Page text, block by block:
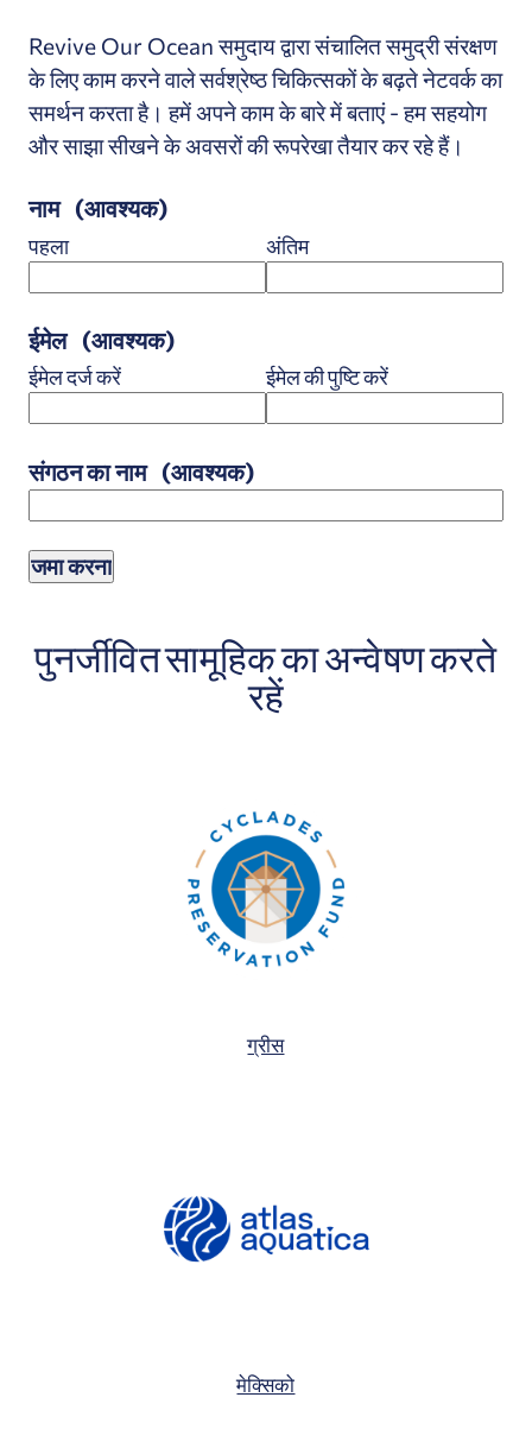
Revive Our Ocean समुदाय द्वारा संचालित समुद्री संरक्षण
के लिए काम करने वाले सर्वश्रेष्ठ चिकित्सकों के बढ़ते नेटवर्क का
समर्थन करता है। हमें अपने काम के बारे में बताएं - हम सहयोग
और साझा सीखने के अवसरों की रूपरेखा तैयार कर रहे हैं।
नाम (आवश्यक)
पहला अंतिम
ईमेल (आवश्यक)
ईमेल दर्ज करें ईमेल की पुष्टि करें
संगठन का नाम (आवश्यक)
पुनर्जीवित सामूहिक का अन्वेषण करते
रहें
ग्रीस
मेक्सिको